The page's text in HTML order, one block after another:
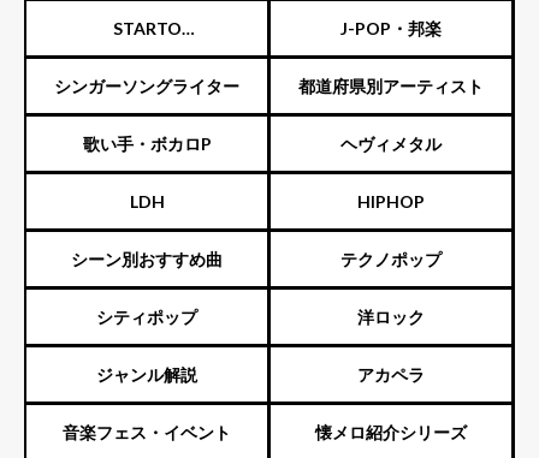
STARTO
ENTERTAINMENT（旧ジャニ
ーズ）
J-POP・邦楽
シンガーソングライター 都道府県別アーティスト
歌い手・ボカロP ヘヴィメタル
LDH HIPHOP
シーン別おすすめ曲 テクノポップ
シティポップ 洋ロック
ジャンル解説 アカペラ
音楽フェス・イベント 懐メロ紹介シリーズ